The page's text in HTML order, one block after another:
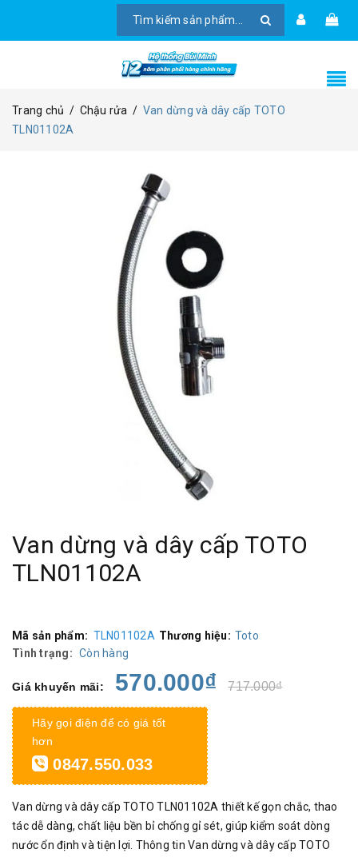
Trang chủ / Chậu rửa / Van dừng và dây cấp TOTO
TLN01102A
Van dừng và dây cấp TOTO
TLN01102A
Mã sản phẩm: TLN01102A Thương hiệu: Toto
Tình trạng: Còn hàng
Giá khuyến mãi: 570.000₫ 717.000₫
Hãy gọi điện để có giá tốt
hơn
0847.550.033
Van dừng và dây cấp TOTO TLN01102A thiết kế gọn chắc, thao
tác dễ dàng, chất liệu bền bỉ chống gỉ sét, giúp kiểm soát dòng
nước ổn định và tiện lợi. Thông tin Van dừng và dây cấp TOTO